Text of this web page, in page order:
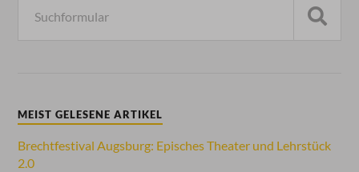
MEIST GELESENE ARTIKEL
Brechtfestival Augsburg: Episches Theater und Lehrstück
2.0